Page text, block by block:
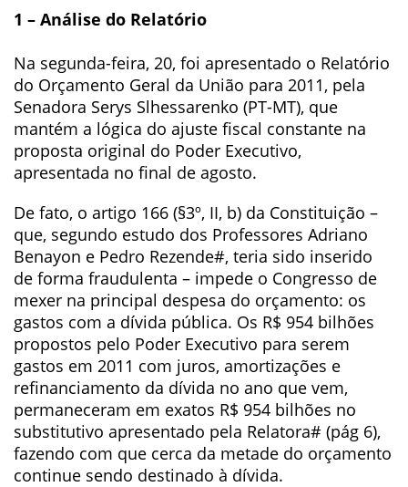
1 – Análise do Relatório
Na segunda-feira, 20, foi apresentado o Relatório
do Orçamento Geral da União para 2011, pela
Senadora Serys Slhessarenko (PT-MT), que
mantém a lógica do ajuste fiscal constante na
proposta original do Poder Executivo,
apresentada no final de agosto.
De fato, o artigo 166 (§3º, II, b) da Constituição –
que, segundo estudo dos Professores Adriano
Benayon e Pedro Rezende#, teria sido inserido
de forma fraudulenta – impede o Congresso de
mexer na principal despesa do orçamento: os
gastos com a dívida pública. Os R$ 954 bilhões
propostos pelo Poder Executivo para serem
gastos em 2011 com juros, amortizações e
refinanciamento da dívida no ano que vem,
permaneceram em exatos R$ 954 bilhões no
substitutivo apresentado pela Relatora# (pág 6),
fazendo com que cerca da metade do orçamento
continue sendo destinado à dívida.